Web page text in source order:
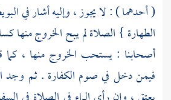
( أحدهما ) : لا يجوز ، وإليه أشار في
الطهارة } الصلاة لم يبح الخروج منها
أصحابنا : يستحب الخروج منها ، كما
فيمن دخل في صوم الكفارة . ثم وجد